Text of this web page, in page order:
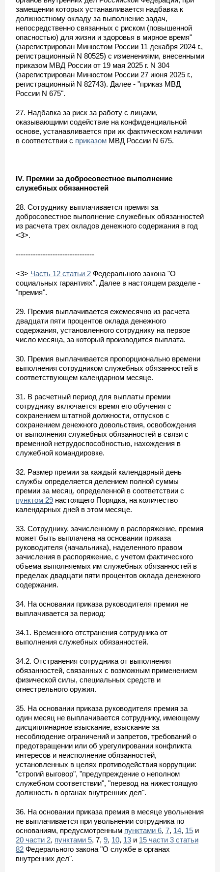
замещении которых устанавливается надбавка к
должностному окладу за выполнение задач,
непосредственно связанных с риском (повышенной
опасностью) для жизни и здоровья в мирное время"
(зарегистрирован Минюстом России 11 декабря 2024 г.,
регистрационный N 80525) с изменениями, внесенными
приказом МВД России от 19 мая 2025 г. N 304
(зарегистрирован Минюстом России 27 июня 2025 г.,
регистрационный N 82743). Далее - "приказ МВД
России N 675".
27. Надбавка за риск за работу с лицами,
оказывающими содействие на конфиденциальной
основе, устанавливается при их фактическом наличии
в соответствии с приказом МВД России N 675.
IV. Премии за добросовестное выполнение
служебных обязанностей
28. Сотруднику выплачивается премия за
добросовестное выполнение служебных обязанностей
из расчета трех окладов денежного содержания в год
<3>.
--------------------------------
<3> Часть 12 статьи 2 Федерального закона "О
социальных гарантиях". Далее в настоящем разделе -
"премия".
29. Премия выплачивается ежемесячно из расчета
двадцати пяти процентов оклада денежного
содержания, установленного сотруднику на первое
число месяца, за который производится выплата.
30. Премия выплачивается пропорционально времени
выполнения сотрудником служебных обязанностей в
соответствующем календарном месяце.
31. В расчетный период для выплаты премии
сотруднику включается время его обучения с
сохранением штатной должности, отпусков с
сохранением денежного довольствия, освобождения
от выполнения служебных обязанностей в связи с
временной нетрудоспособностью, нахождения в
служебной командировке.
32. Размер премии за каждый календарный день
службы определяется делением полной суммы
премии за месяц, определенной в соответствии с
пунктом 29 настоящего Порядка, на количество
календарных дней в этом месяце.
33. Сотруднику, зачисленному в распоряжение, премия
может быть выплачена на основании приказа
руководителя (начальника), наделенного правом
зачисления в распоряжение, с учетом фактического
объема выполняемых им служебных обязанностей в
пределах двадцати пяти процентов оклада денежного
содержания.
34. На основании приказа руководителя премия не
выплачивается за период:
34.1. Временного отстранения сотрудника от
выполнения служебных обязанностей.
34.2. Отстранения сотрудника от выполнения
обязанностей, связанных с возможным применением
физической силы, специальных средств и
огнестрельного оружия.
35. На основании приказа руководителя премия за
один месяц не выплачивается сотруднику, имеющему
дисциплинарное взыскание, взыскание за
несоблюдение ограничений и запретов, требований о
предотвращении или об урегулировании конфликта
интересов и неисполнение обязанностей,
установленных в целях противодействия коррупции:
"строгий выговор", "предупреждение о неполном
служебном соответствии", "перевод на нижестоящую
должность в органах внутренних дел".
36. На основании приказа премия в месяце увольнения
не выплачивается при увольнении сотрудника по
основаниям, предусмотренным пунктами 6, 7, 14, 15 и
20 части 2, пунктами 5, 7, 9, 10, 13 и 15 части 3 статьи
82 Федерального закона "О службе в органах
внутренних дел".